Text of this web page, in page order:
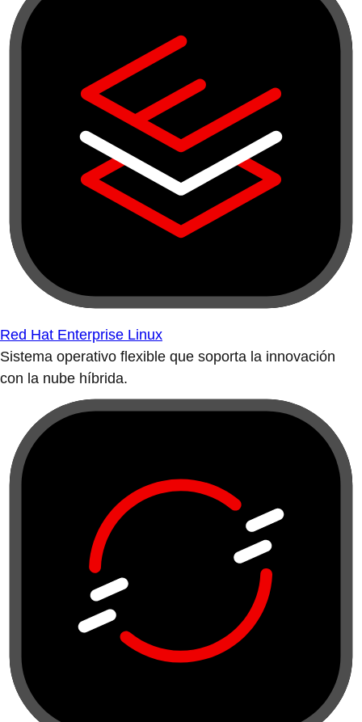
Red Hat Enterprise Linux
Sistema operativo flexible que soporta la innovación
con la nube híbrida.